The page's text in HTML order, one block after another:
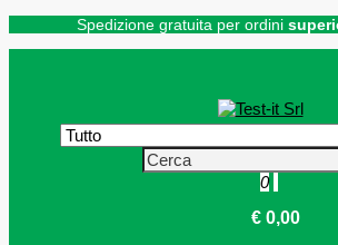
Spedizione gratuita per ordini
0
€ 0,00